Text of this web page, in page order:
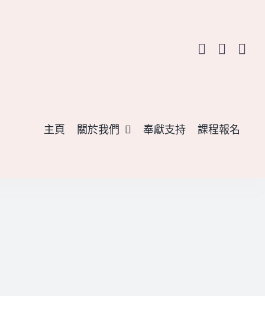
主頁 關於我們 奉獻支持 課程報名